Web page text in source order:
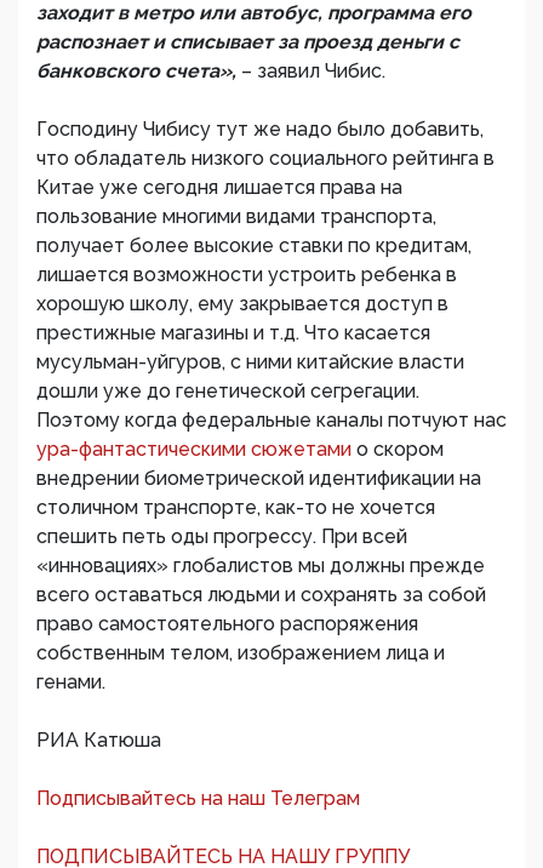
заходит в метро или автобус, программа его
распознает и списывает за проезд деньги с
банковского счета», – заявил Чибис.
Господину Чибису тут же надо было добавить,
что обладатель низкого социального рейтинга в
Китае уже сегодня лишается права на
пользование многими видами транспорта,
получает более высокие ставки по кредитам,
лишается возможности устроить ребенка в
хорошую школу, ему закрывается доступ в
престижные магазины и т.д. Что касается
мусульман-уйгуров, с ними китайские власти
дошли уже до генетической сегрегации.
Поэтому когда федеральные каналы потчуют нас
ура-фантастическими сюжетами о скором
внедрении биометрической идентификации на
столичном транспорте, как-то не хочется
спешить петь оды прогрессу. При всей
«инновациях» глобалистов мы должны прежде
всего оставаться людьми и сохранять за собой
право самостоятельного распоряжения
собственным телом, изображением лица и
генами.
РИА Катюша
Подписывайтесь на наш Телеграм
ПОДПИСЫВАЙТЕСЬ НА НАШУ ГРУППУ